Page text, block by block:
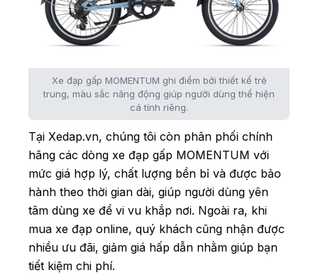
Xe đạp gấp MOMENTUM ghi điểm bởi thiết kế trẻ
trung, màu sắc năng động giúp người dùng thể hiện
cá tính riêng.
Tại Xedap.vn, chúng tôi còn phân phối chính
hãng các dòng xe đạp gấp MOMENTUM với
mức giá hợp lý, chất lượng bền bỉ và được bảo
hành theo thời gian dài, giúp người dùng yên
tâm dùng xe để vi vu khắp nơi. Ngoài ra, khi
mua xe đạp online, quý khách cũng nhận được
nhiều ưu đãi, giảm giá hấp dẫn nhằm giúp bạn
tiết kiệm chi phí.